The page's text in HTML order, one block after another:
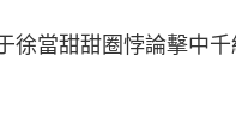
甜甜圈悖論擊中千